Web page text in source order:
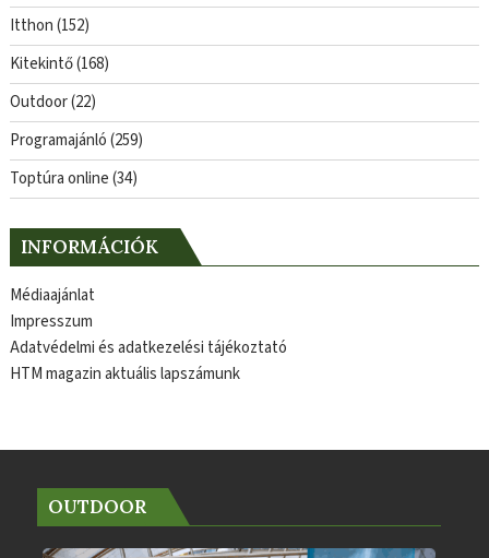
Itthon(152)
Kitekintő(168)
Outdoor(22)
Programajánló(259)
Toptúra online(34)
INFORMÁCIÓK
Médiaajánlat
Impresszum
Adatvédelmi és adatkezelési tájékoztató
HTM magazin aktuális lapszámunk
OUTDOOR